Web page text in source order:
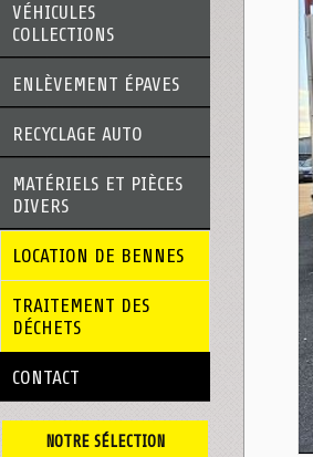
VÉHICULES
COLLECTIONS
ENLÈVEMENT ÉPAVES
RECYCLAGE AUTO
MATÉRIELS ET PIÈCES
DIVERS
LOCATION DE BENNES
TRAITEMENT DES
DÉCHETS
CONTACT
NOTRE SÉLECTION